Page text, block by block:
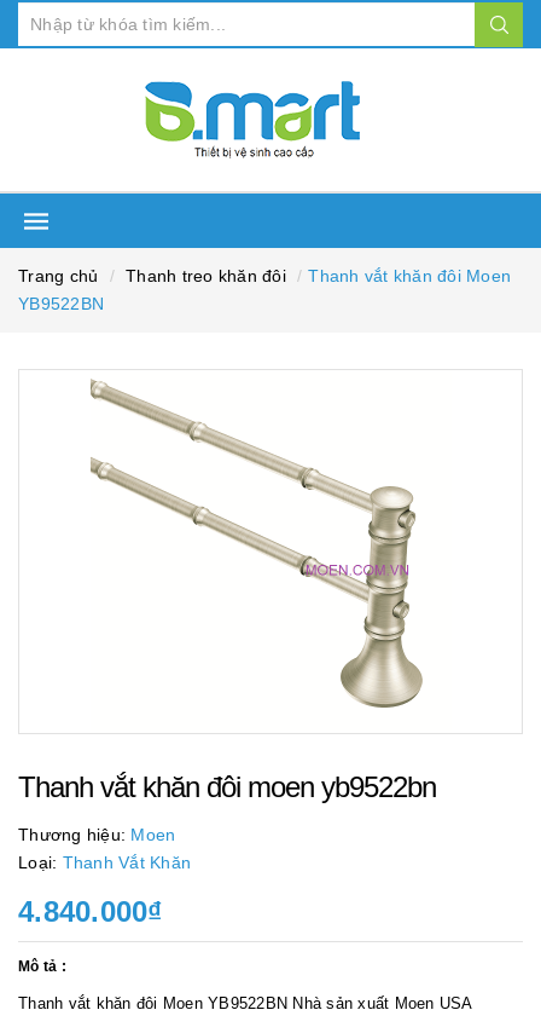
Trang chủ Thanh treo khăn đôi
Thanh vắt khăn đôi Moen
YB9522BN
Thanh vắt khăn đôi moen yb9522bn
Thương hiệu: Moen
Loại: Thanh Vắt Khăn
4.840.000₫
Mô tả :
Thanh vắt khăn đôi Moen YB9522BN Nhà sản xuất Moen USA